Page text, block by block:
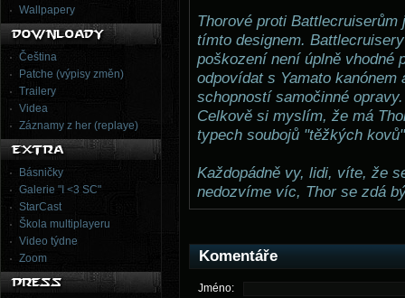
Wallpapery
Čeština
Patche (výpisy změn)
Trailery
Videa
Záznamy z her (replaye)
Básničky
Galerie "I <3 SC"
StarCast
Škola multiplayeru
Video týdne
Zoom
Thorové proti
tímto designem.
poškození není úplně vhodné
odpovídat s Yamato kanónem
schopností samočinné
Celkově si myslím, že má
typech soubojů "těžkých
Každopádně vy, lidi, víte, že
nedozvíme víc, Thor se zdá
Komentáře
Jméno: